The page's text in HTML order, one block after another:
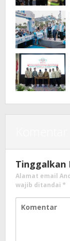
Tinggalkan
Alamat email
wajib ditandai *